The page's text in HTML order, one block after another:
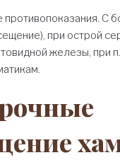
С
при острой
железы, при